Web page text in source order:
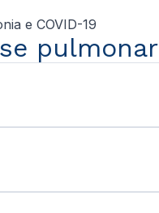
e COVID-19
pulmonar